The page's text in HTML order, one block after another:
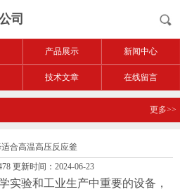
司
产品展示 新闻中心
技术文章 在线留言
更多>>
合高温高压反应釜
更新时间：2024-06-23
实验和工业生产中重要的设备，